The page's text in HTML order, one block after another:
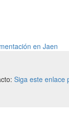
en Jaen
Siga este enlace